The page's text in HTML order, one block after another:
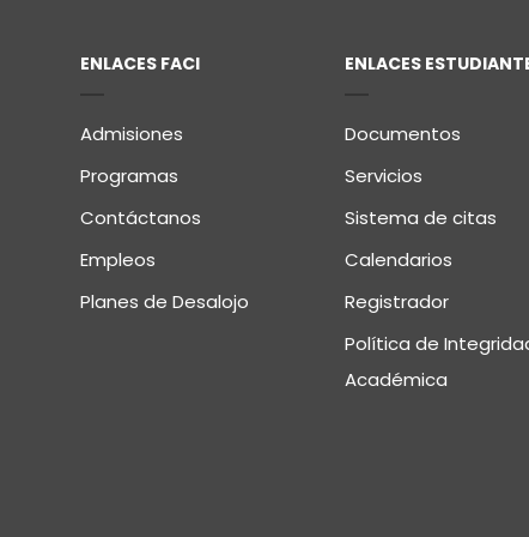
ENLACES FACI
Admisiones
Programas
Contáctanos
Empleos
Planes de Desalojo
ENLACES
Documentos
Servicios
Sistema de citas
Calendarios
Registrador
Política de
Académica